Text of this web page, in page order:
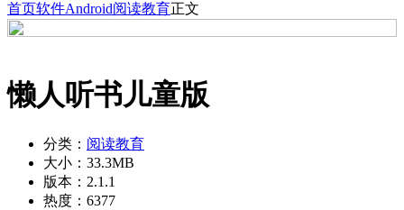
首页软件Android阅读教育正文
懒人听书儿童版
分类： 阅读教育
大小： 33.3MB
版本： 2.1.1
热度： 6377